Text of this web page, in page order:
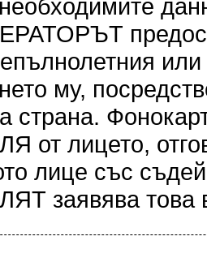
му,
страна.
лицето,
лице със
заявява това